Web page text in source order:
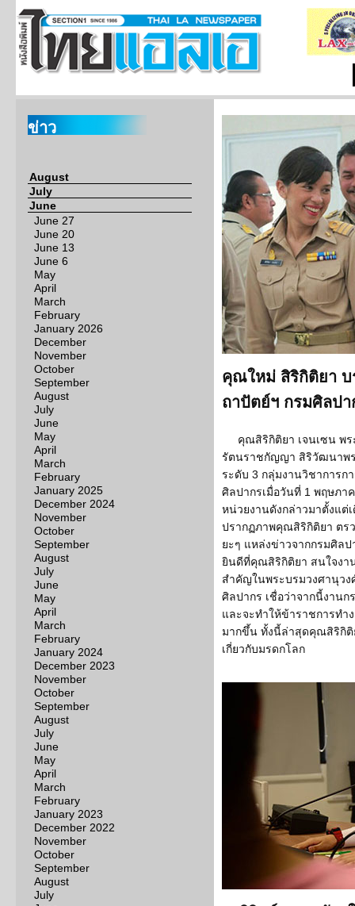
ข่าว
August
July
June
June 27
June 20
June 13
June 6
May
April
March
February
January 2026
December
November
October
September
August
July
June
May
April
March
February
January 2025
December 2024
November
October
September
August
July
June
May
April
March
February
January 2024
December 2023
November
October
September
August
July
June
May
April
March
February
January 2023
December 2022
November
October
September
August
July
คุณใหม่ สิริกิติยา บ
ถาปัตย์ฯ กรมศิลปา
คุณสิริกิติยา เจนเซน พ
รัตนราชกัญญา สิริวัฒนาพ
ระดับ 3 กลุ่มงานวิชาการก
ศิลปากรเมื่อวันที่ 1 พฤษภา
หน่วยงานดังกล่าวมาตั้งแต่
ปรากฏภาพคุณสิริกิติยา ตร
ยะๆ แหล่งข่าวจากกรมศิล
ยินดีที่คุณสิริกิติยา สนใจงา
สำคัญในพระบรมวงศานุวง
ศิลปากร เชื่อว่าจากนี้งานก
และจะทำให้ข้าราชการทำ
มากขึ้น ทั้งนี้ล่าสุดคุณสิริกิติ
เกี่ยวกับมรดกโลก